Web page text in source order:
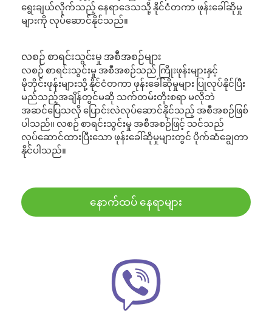
ရွေးချယ်လိုက်သည့် နေရာဒေသသို့ နိုင်ငံတကာ ဖုန်းခေါ်ဆိုမှု
များကို လုပ်ဆောင်နိုင်သည်။
လစဉ် စာရင်းသွင်းမှု အစီအစဉ်များ
လစဉ် စာရင်းသွင်းမှု အစီအစဉ်သည် ကြိုးဖုန်းများနှင့်
မိုဘိုင်းဖုန်းများသို့ နိုင်ငံတကာ ဖုန်းခေါ်ဆိုမှုများ ပြုလုပ်နိုင်ပြီး
မည်သည့်အချိန်တွင်မဆို သက်တမ်းတိုးစရာ မလိုဘဲ
အဆင်ပြေသလို ပြောင်းလဲလုပ်ဆောင်နိုင်သည့် အစီအစဉ်ဖြစ်
ပါသည်။ လစဉ် စာရင်းသွင်းမှု အစီအစဉ်ဖြင့် သင်သည်
လုပ်ဆောင်ထားပြီးသော ဖုန်းခေါ်ဆိုမှုများတွင် ပိုက်ဆံချွေတာ
နိုင်ပါသည်။
နောက်ထပ် နေရာများ